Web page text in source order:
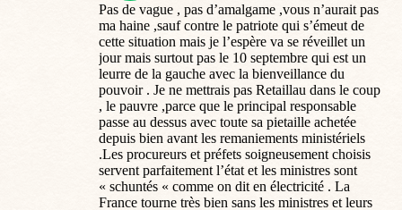
Pas de vague , pas d’amalgame ,vous n’aurait pas
ma haine ,sauf contre le patriote qui s’émeut de
cette situation mais je l’espère va se réveillet un
jour mais surtout pas le 10 septembre qui est un
leurre de la gauche avec la bienveillance du
pouvoir . Je ne mettrais pas Retaillau dans le coup
, le pauvre ,parce que le principal responsable
passe au dessus avec toute sa pietaille achetée
depuis bien avant les remaniements ministériels
.Les procureurs et préfets soigneusement choisis
servent parfaitement l’état et les ministres sont
« schuntés « comme on dit en électricité . La
France tourne très bien sans les ministres et leurs